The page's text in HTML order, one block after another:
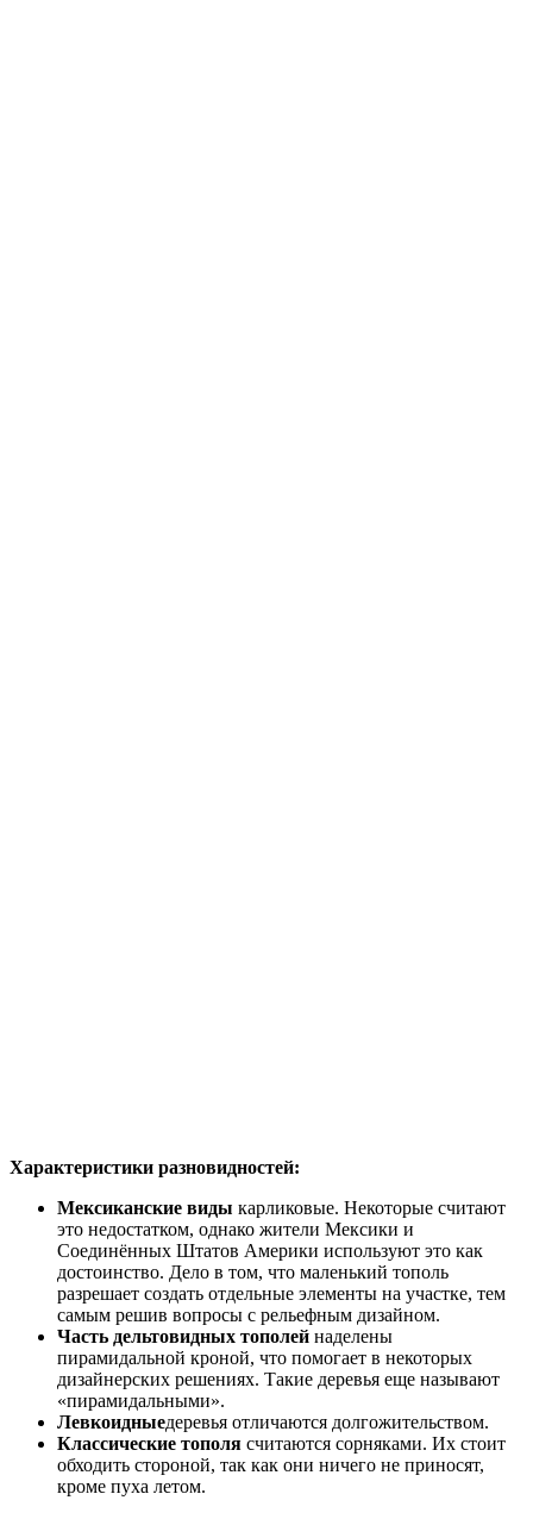
Характеристики разновидностей:
Мексиканские виды карликовые. Некоторые считают
это недостатком, однако жители Мексики и
Соединённых Штатов Америки используют это как
достоинство. Дело в том, что маленький тополь
разрешает создать отдельные элементы на участке, тем
самым решив вопросы с рельефным дизайном.
Часть дельтовидных тополей наделены
пирамидальной кроной, что помогает в некоторых
дизайнерских решениях. Такие деревья еще называют
«пирамидальными».
Левкоидныедеревья отличаются долгожительством.
Классические тополя считаются сорняками. Их стоит
обходить стороной, так как они ничего не приносят,
кроме пуха летом.